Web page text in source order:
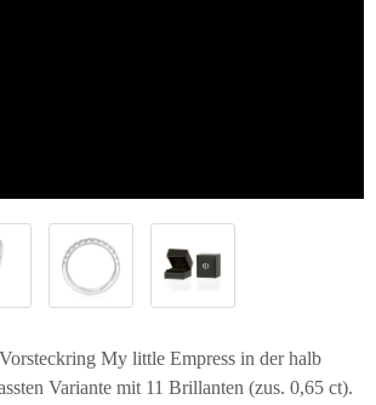
My little Empress in der halb
Variante mit 11 Brillanten (zus. 0,65 ct).